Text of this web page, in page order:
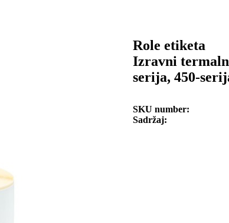
Role etiketa
Izravni
serija, 450-
SKU number
Sadržaj